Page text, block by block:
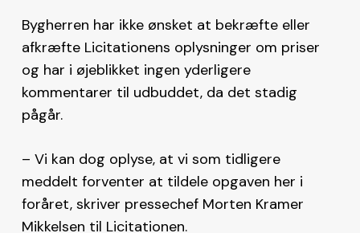
Bygherren har ikke ønsket at bekræfte eller
afkræfte Licitationens oplysninger om priser
og har i øjeblikket ingen yderligere
kommentarer til udbuddet, da det stadig
pågår.
– Vi kan dog oplyse, at vi som tidligere
meddelt forventer at tildele opgaven her i
foråret, skriver pressechef Morten Kramer
Mikkelsen til Licitationen.